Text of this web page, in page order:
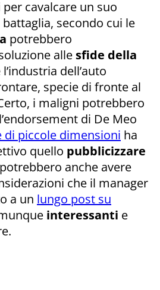
cavalcare un suo
secondo cui le
potrebbero
alle sfide della
l’industria dell’auto
specie di fronte al
i maligni potrebbero
di De Meo
di piccole dimensioni ha
quello pubblicizzare
anche avere
che il manager
a un lungo post su
interessanti e